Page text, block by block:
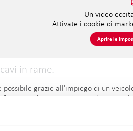
Un video
Attivate i cookie di
Aprire le
in rame.
possibile grazie all'impiego di un
questa forza non dovesse
cautela: nei tracciati sono presenti
all'interno dei pozzetti prestano
fondamentale. Il team composto da